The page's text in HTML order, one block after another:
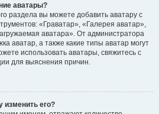
аватары?
раздела вы можете добавить аватару с
«Граватар», «Галерея аватар»,
аватара». От администратора
аватар, а также какие типы аватар могут
использовать аватары, свяжитесь с
для выяснения причин.
изменить его?